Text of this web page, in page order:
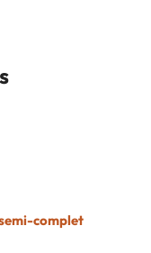
complet